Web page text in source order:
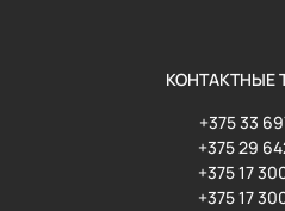
КОНТАКТНЫЕ
+375 33
+375 29
+375 17
+375 17